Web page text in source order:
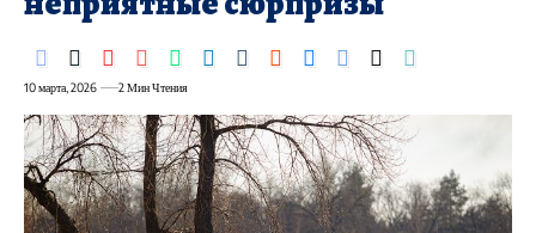
10 марта, 2026 2 Мин Чтения